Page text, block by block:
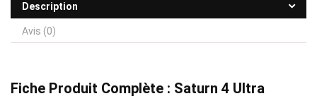
Description
Avis (0)
Fiche Produit Complète : Saturn 4 Ultra